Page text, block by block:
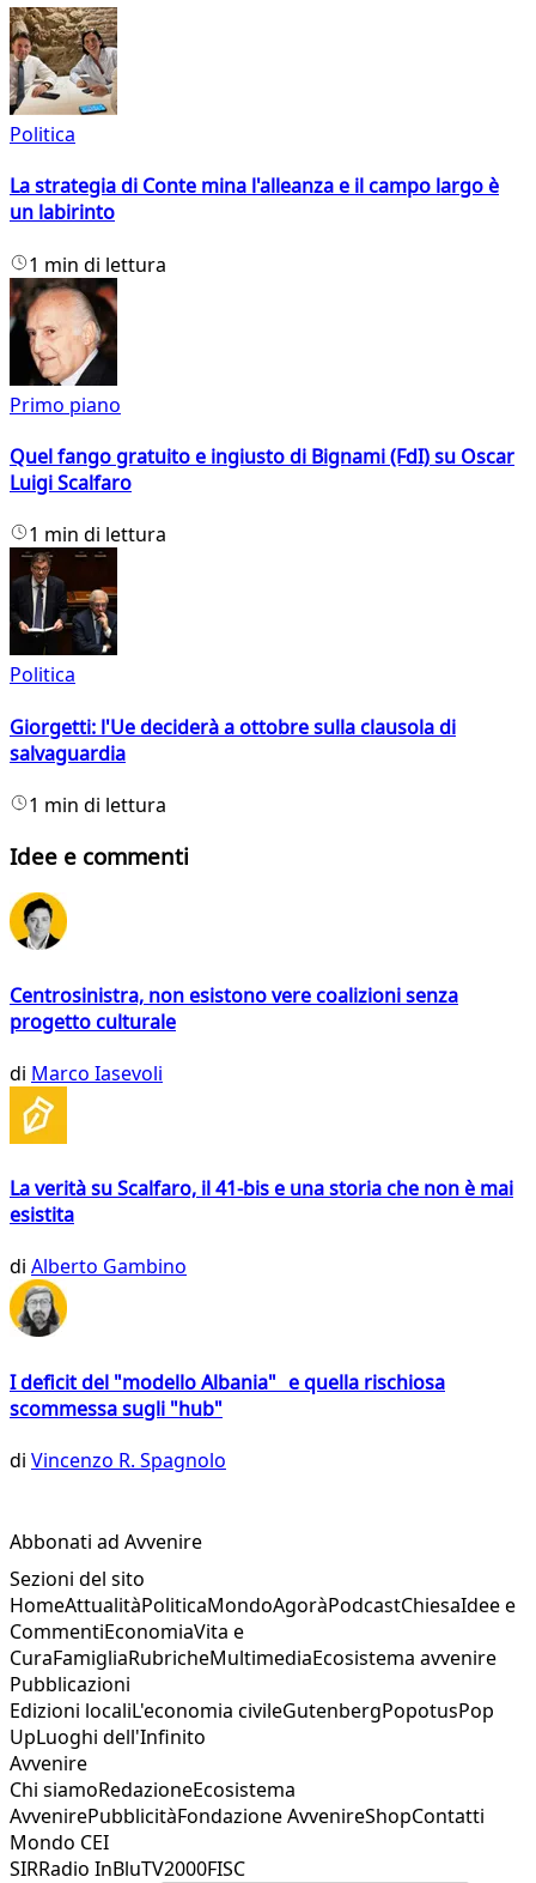
Politica
La strategia di Conte mina l'alleanza e il campo largo è
un labirinto
1 min di lettura
Primo piano
Quel fango gratuito e ingiusto di Bignami (FdI) su Oscar
Luigi Scalfaro
1 min di lettura
Politica
Giorgetti: l'Ue deciderà a ottobre sulla clausola di
salvaguardia
1 min di lettura
Idee e commenti
Centrosinistra, non esistono vere coalizioni senza
progetto culturale
di Marco Iasevoli
La verità su Scalfaro, il 41-bis e una storia che non è mai
esistita
di Alberto Gambino
I deficit del "modello Albania" e quella rischiosa
scommessa sugli "hub"
di Vincenzo R. Spagnolo
Abbonati ad Avvenire
Sezioni del sito
HomeAttualitàPoliticaMondoAgoràPodcastChiesaIdee e
CommentiEconomiaVita e
CuraFamigliaRubricheMultimediaEcosistema avvenire
Pubblicazioni
Edizioni localiL'economia civileGutenbergPopotusPop
UpLuoghi dell'Infinito
Avvenire
Chi siamoRedazioneEcosistema
AvvenirePubblicitàFondazione AvvenireShopContatti
Mondo CEI
SIRRadio InBluTV2000FISC